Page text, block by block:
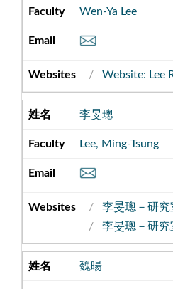
Wen-Ya Lee
Website: Lee
李旻璁
Lee, Ming-Tsung
李旻璁－研
李旻璁－研
魏暘